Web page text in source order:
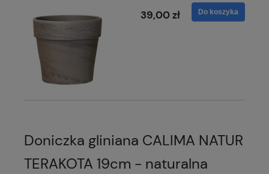
39,00 zł Do koszyka
Doniczka gliniana CALIMA NATUR
TERAKOTA 19cm - naturalna